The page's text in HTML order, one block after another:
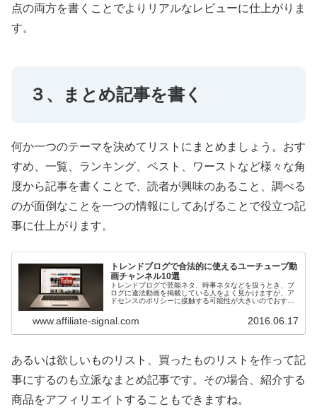
点の両方を書くことでよりリアルなレビューに仕上がりま
す。
３、まとめ記事を書く
何か一つのテーマを決めてリストにまとめましょう。おす
すめ、一覧、ランキング、ベスト、ワーストなど様々な角
度から記事を書くことで、読者が興味のあること、調べる
のが面倒なことを一つの情報にしてあげることで役立つ記
事に仕上がります。
トレンドブログで合法的に使えるユーチューブ動
画チャンネル10選
トレンドブログで芸能ネタ、時事ネタなどを扱うとき、ブ
ログに違法動画を掲載している人をよく見かけますが、ア
ドセンスのポリシーに接触する可能性が大きいのでおすす
ーチューブチャンネルをまとめてみ...
www.affiliate-signal.com 2016.06.17
あるいは欲しいものリスト、買ったものリストを作って記
事にするのも立派なまとめ記事です。その場合、紹介する
商品をアフィリエイトすることもできますね。